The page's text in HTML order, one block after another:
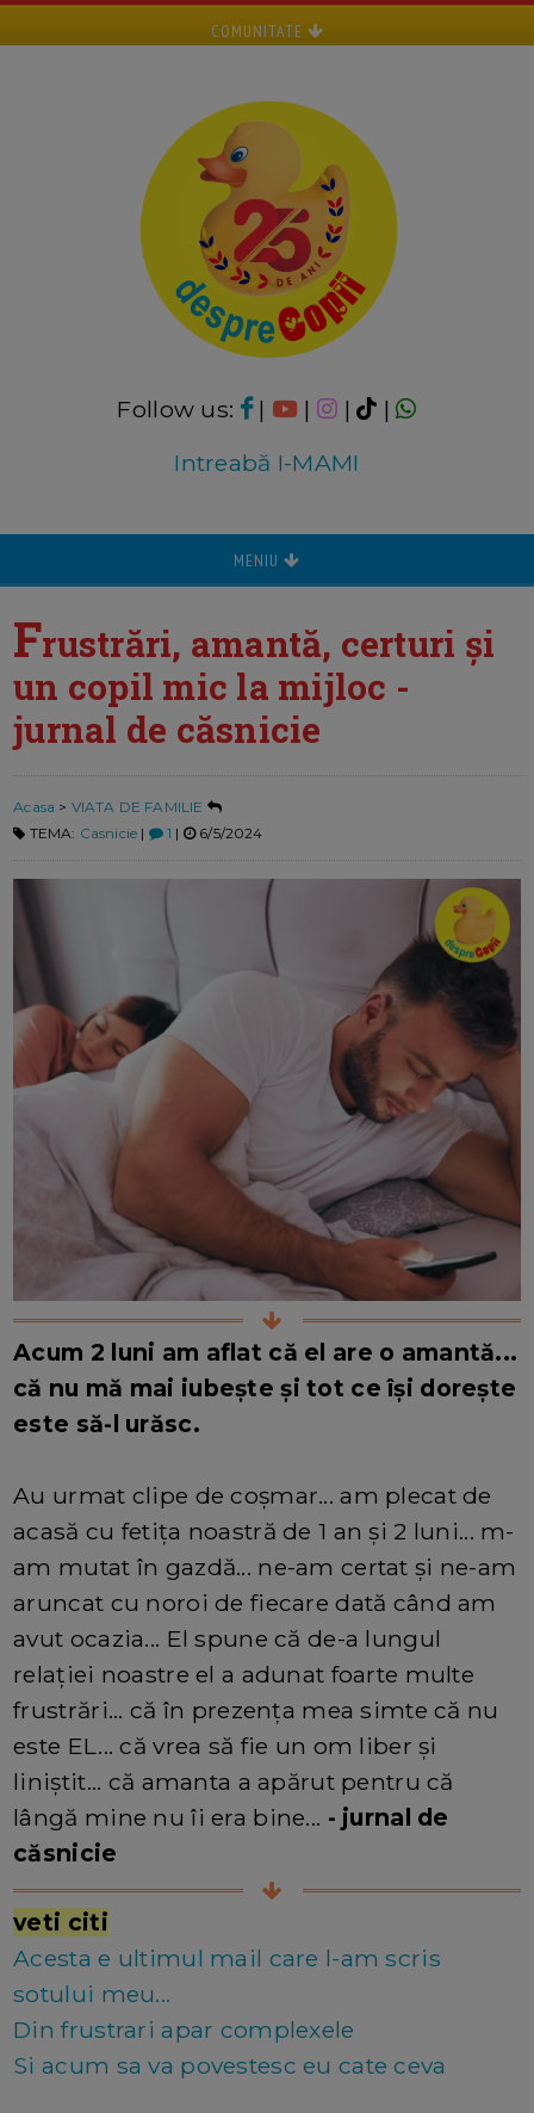
COMUNITATE
Follow us: | | |
|
Intreabă I-MAMI
MENIU
Frustrări, amantă, certuri și
un copil mic la mijloc -
jurnal de căsnicie
Acasa > VIATA DE FAMILIE
TEMA: Casnicie | 1 | 6/5/2024
Acum 2 luni am aflat că el are o amantă...
că nu mă mai iubește și tot ce își dorește
este să-l urăsc.
Au urmat clipe de coșmar... am plecat de
acasă cu fetița noastră de 1 an și 2 luni... m-
am mutat în gazdă... ne-am certat și ne-am
aruncat cu noroi de fiecare dată când am
avut ocazia... El spune că de-a lungul
relației noastre el a adunat foarte multe
frustrări... că în prezența mea simte că nu
este EL... că vrea să fie un om liber și
liniștit... că amanta a apărut pentru că
lângă mine nu îi era bine... - jurnal de
căsnicie
veti citi
Acesta e ultimul mail care l-am scris
sotului meu...
Din frustrari apar complexele
Si acum sa va povestesc eu cate ceva